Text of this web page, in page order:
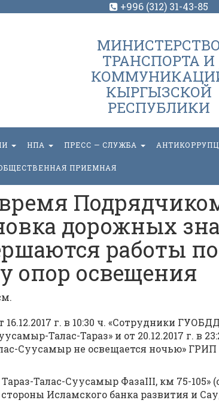
+996 (312) 31-43-85
ТРАНСПОРТА И
КЫРГЫЗСКОЙ
РЕСПУБЛИКИ
НПА ПРЕСС — СЛУЖБА
ПРИЕМНАЯ
дорожных
работы по
опор освещения
16.12.2017 г. в 10:30 ч. «Сотрудники
Талас-Тараз» и от 20.12.2017 г. в
Суусамыр не освещается ночью» ГРИП
Талас-Суусамыр ФазаIII, км 75-105»
Исламского банка развития и